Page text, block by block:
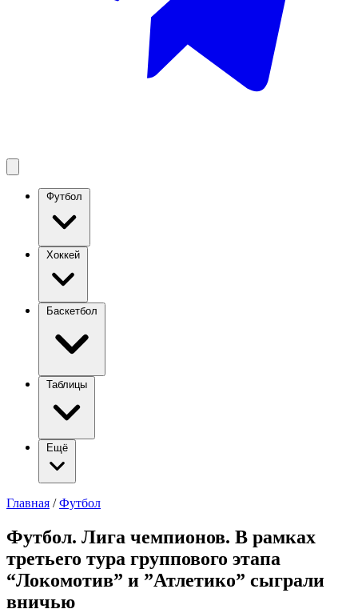
Футбол
Хоккей
Баскетбол
Таблицы
Ещё
Главная / Футбол
Футбол. Лига чемпионов. В рамках
третьего тура группового этапа
“Локомотив” и ”Атлетико” сыграли
вничью